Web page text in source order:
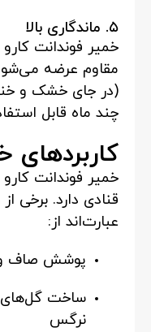
۵. ماندگاری بالا
خمیر فوندانت
مقاوم عرضه
(در جای خشک و
چند ماه قابل
کاربردهای
خمیر فوندانت
قنادی دارد. برخی
عبارت‌اند از:
پوشش صاف
ساخت گل‌های
نرگس